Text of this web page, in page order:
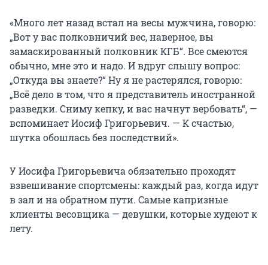
«Много лет назад встал на весы мужчина, говорю:
„Вот у вас полковничий вес, наверное, вы
замаскированный полковник КГБ“. Все смеются
обычно, мне это и надо. И вдруг слышу вопрос:
„Откуда вы знаете?“ Ну я не растерялся, говорю:
„Всё дело в том, что я представитель иностранной
разведки. Сниму кепку, и вас начнут вербовать“, —
вспоминает Иосиф Григорьевич. — К счастью,
шутка обошлась без последствий».
У Иосифа Григорьевича обязательно проходят
взвешивание спортсмены: каждый раз, когда идут
в зал и на обратном пути. Самые капризные
клиенты весовщика — девушки, которые худеют к
лету.